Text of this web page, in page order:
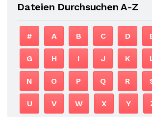
Dateien Durchsuchen A-Z
# A B C D
G H I J K
N O P Q R
U V W X Y